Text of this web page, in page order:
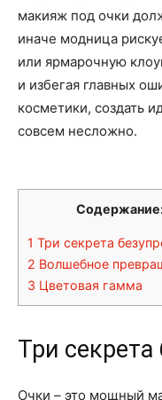
макияж под очки
иначе модница
или ярмарочную
и избегая главных
косметики, создать
совсем несложно.
1 Три секрета
2 Волшебное
3 Цветовая гамма
Три секрета
Очки – это мощный